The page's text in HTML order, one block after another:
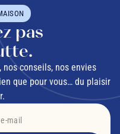
pas
conseils, nos envies
que pour vous… du plaisir